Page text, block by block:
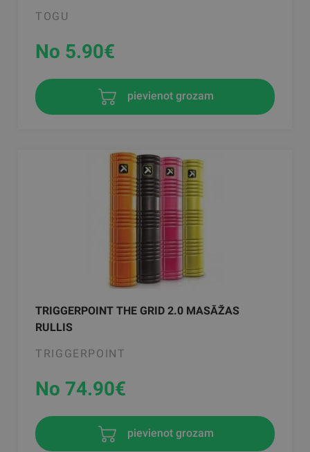
TOGU
No 5.90€
pievienot grozam
TRIGGERPOINT THE GRID 2.0 MASĀŽAS
RULLIS
TRIGGERPOINT
No 74.90€
pievienot grozam